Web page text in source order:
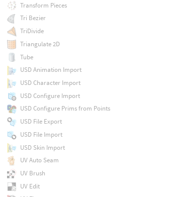
Transform Pieces
Tri Bezier
TriDivide
Triangulate 2D
Tube
USD Animation Import
USD Character Import
USD Configure Import
USD Configure Prims from Points
USD File Export
USD File Import
USD Skin Import
UV Auto Seam
UV Brush
UV Edit